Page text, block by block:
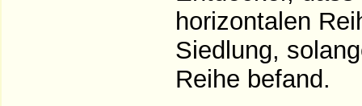
horizontalen
Siedlung,
Reihe befand.